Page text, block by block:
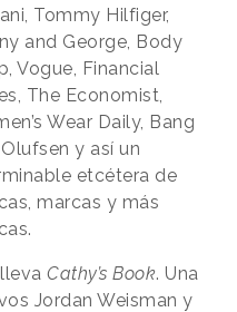
Tommy Hilfiger,
and George, Body
Vogue, Financial
The Economist,
Wear Daily, Bang
y así un
etcétera de
marcas y más
Cathy’s Book. Una
Jordan Weisman y